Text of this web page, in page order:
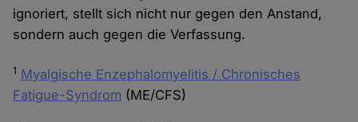
ignoriert, stellt sich nicht nur gegen den Anstand,
sondern auch gegen die Verfassung.
1 Myalgische Enzephalomyelitis / Chronisches
Fatigue-Syndrom (ME/CFS)